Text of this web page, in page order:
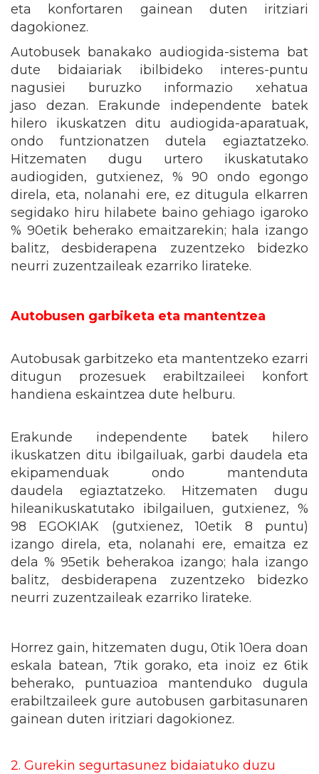
eta konfortaren gainean duten iritziari
dagokionez.
Autobusek banakako audiogida-sistema bat
dute bidaiariak ibilbideko interes-puntu
nagusiei buruzko informazio xehatua
jaso dezan. Erakunde independente batek
hilero ikuskatzen ditu audiogida-aparatuak,
ondo funtzionatzen dutela egiaztatzeko.
Hitzematen dugu urtero ikuskatutako
audiogiden, gutxienez, % 90 ondo egongo
direla, eta, nolanahi ere, ez ditugula elkarren
segidako hiru hilabete baino gehiago igaroko
% 90etik beherako emaitzarekin; hala izango
balitz, desbiderapena zuzentzeko bidezko
neurri zuzentzaileak ezarriko lirateke.
Autobusen garbiketa eta mantentzea
Autobusak garbitzeko eta mantentzeko ezarri
ditugun prozesuek erabiltzaileei konfort
handiena eskaintzea dute helburu.
Erakunde independente batek hilero
ikuskatzen ditu ibilgailuak, garbi daudela eta
ekipamenduak ondo mantenduta
daudela egiaztatzeko. Hitzematen dugu
hileanikuskatutako ibilgailuen, gutxienez, %
98 EGOKIAK (gutxienez, 10etik 8 puntu)
izango direla, eta, nolanahi ere, emaitza ez
dela % 95etik beherakoa izango; hala izango
balitz, desbiderapena zuzentzeko bidezko
neurri zuzentzaileak ezarriko lirateke.
Horrez gain, hitzematen dugu, 0tik 10era doan
eskala batean, 7tik gorako, eta inoiz ez 6tik
beherako, puntuazioa mantenduko dugula
erabiltzaileek gure autobusen garbitasunaren
gainean duten iritziari dagokionez.
2. Gurekin segurtasunez bidaiatuko duzu